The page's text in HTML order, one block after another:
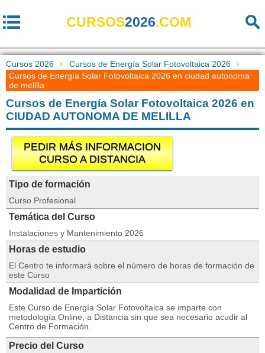
CURSOS2026.COM
Cursos 2026
Cursos de Energía Solar Fotovoltaica 2026
Cursos de Energía Solar Fotovoltaica 2026 en ciudad autonoma
de melilla
Cursos de Energía Solar Fotovoltaica 2026 en
CIUDAD AUTONOMA DE MELILLA
PEDIR MÁS INFORMACION
CURSO A DISTANCIA
Tipo de formación
Curso Profesional
Temática del Curso
Instalaciones y Mantenimiento 2026
Horas de estudio
El Centro te informará sobre el número de horas de formación de
este Curso
Modalidad de Impartición
Este Curso de Energía Solar Fotovoltaica se imparte con
metodología Online, a Distancia sin que sea necesario acudir al
Centro de Formación.
Precio del Curso